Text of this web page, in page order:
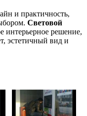
и практичность,
Световой
интерьерное решение,
эстетичный вид и